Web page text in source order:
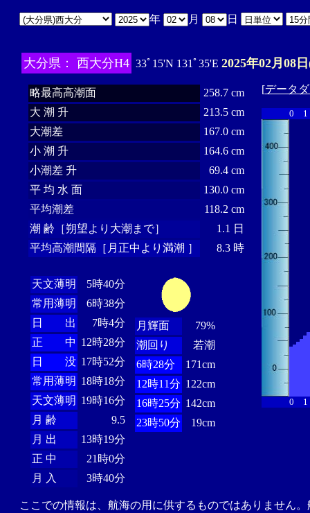
年 月 日
大分県： 西大分H4 33ﾟ15'N 131ﾟ35'E 2025年02月08
略最高高潮面
258.7 cm
大 潮 升
213.5 cm
大潮差
167.0 cm
小 潮 升
164.6 cm
小潮差 升
69.4 cm
平 均 水 面
130.0 cm
平均潮差
118.2 cm
潮 齢［朔望より大潮まで］
1.1 日
平均高潮間隔［月正中より満潮 ］
8.3 時
天文薄明
5時40分
常用薄明
6時38分
日 出
7時4分
正 中 12時28分
日 没 17時52分
常用薄明 18時18分
天文薄明 19時16分
月 齢
9.5
月 出
13時19分
正 中
21時0分
月 入
3時40分
月輝面
79%
潮回り
若潮
6時28分
171cm
12時11分 122cm
16時25分 142cm
23時50分
19cm
[データ
0 1
0 1
ここでの情報は、航海の用に供するものではありません